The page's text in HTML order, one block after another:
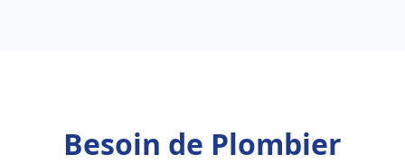
Besoin de Plombier